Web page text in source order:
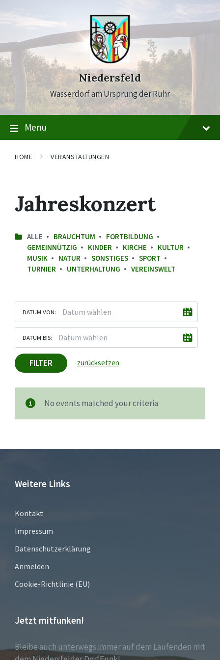
to
to
to
Niedersfeld
Wasserdorf am Ursprung der Ruhr
Menu
HOME VERANSTALTUNGEN
Jahreskonzert
ALLE BRAUCHTUM
FORTBILDUNG
GEMEINNÜTZIG
KINDER KIRCHE
KULTUR
MUSIK
NATUR SONSTIGES
SPORT
TURNIER
UNTERHALTUNG VEREINSWELT
DATUM VON:
DATUM BIS:
FILTER zurücksetzen
No events matched your criteria
Weitere Links
Kontakt
Impressum
Datenschutzerklärung
Anmelden
Cookie-Richtlinie (EU)
Jetzt mitfunken!
Bleibe auch unterwegs immer auf dem Laufenden mit